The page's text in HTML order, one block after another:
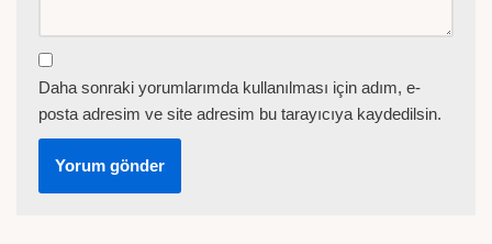
Daha sonraki yorumlarımda kullanılması için adım, e-
posta adresim ve site adresim bu tarayıcıya kaydedilsin.